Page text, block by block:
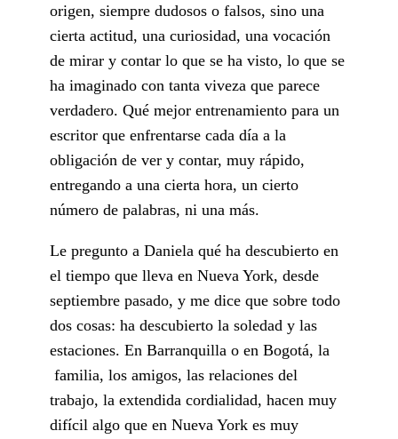
origen, siempre dudosos o falsos, sino una
cierta actitud, una curiosidad, una vocación
de mirar y contar lo que se ha visto, lo que se
ha imaginado con tanta viveza que parece
verdadero. Qué mejor entrenamiento para un
escritor que enfrentarse cada día a la
obligación de ver y contar, muy rápido,
entregando a una cierta hora, un cierto
número de palabras, ni una más.
Le pregunto a Daniela qué ha descubierto en
el tiempo que lleva en Nueva York, desde
septiembre pasado, y me dice que sobre todo
dos cosas: ha descubierto la soledad y las
estaciones. En Barranquilla o en Bogotá, la
familia, los amigos, las relaciones del
trabajo, la extendida cordialidad, hacen muy
difícil algo que en Nueva York es muy